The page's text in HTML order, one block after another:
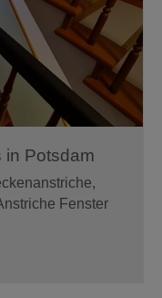
in Potsdam
Fenster